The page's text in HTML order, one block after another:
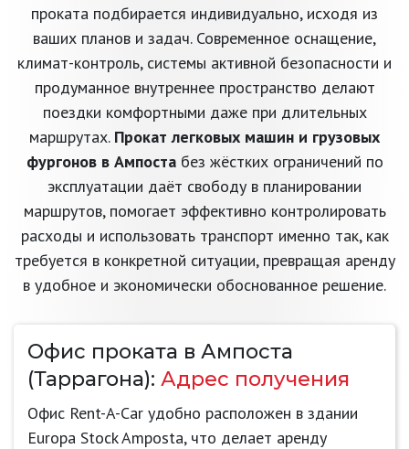
проката подбирается индивидуально, исходя из
ваших планов и задач. Современное оснащение,
климат-контроль, системы активной безопасности и
продуманное внутреннее пространство делают
поездки комфортными даже при длительных
маршрутах. Прокат легковых машин и грузовых
фургонов в Ампостабез жёстких ограничений по
эксплуатации даёт свободу в планировании
маршрутов, помогает эффективно контролировать
расходы и использовать транспорт именно так, как
требуется в конкретной ситуации, превращая аренду
в удобное и экономически обоснованное решение.
Офис проката в Ампоста
(Таррагона): Адрес получения
Офис Rent-A-Car удобно расположен в здании
Europa Stock Amposta, что делает аренду